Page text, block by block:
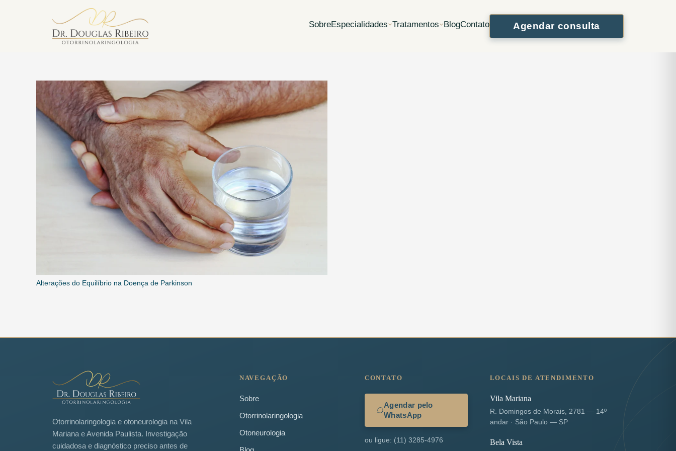
Vila Mariana Av. Paulista — Bela Vista
SobreEspecialidades Tratamentos BlogContato Agendar consulta
Alterações do Equilíbrio na Doença de Parkinson
Otorrinolaringologia e otoneurologia na Vila
Mariana e Avenida Paulista. Investigação
cuidadosa e diagnóstico preciso antes de
NAVEGAÇÃO
Sobre
Otorrinolaringologia
Otoneurologia
CONTATO
Agendar pelo
WhatsApp
ou ligue: (11) 3285-4976
LOCAIS DE ATENDIMENTO
Vila Mariana
R. Domingos de Morais, 2781 — 14º
andar · São Paulo — SP
Bela Vista